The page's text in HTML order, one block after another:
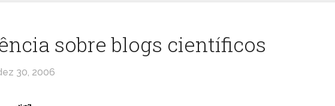
sobre blogs científicos
30, 2006